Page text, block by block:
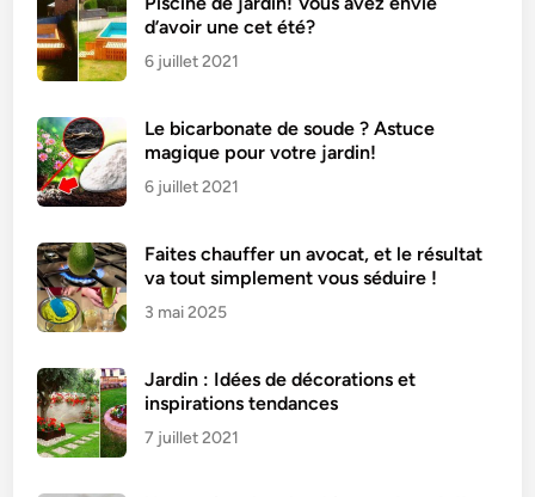
d’avoir une cet été?
6 juillet 2021
Le bicarbonate de soude ? Astuce
magique pour votre jardin!
6 juillet 2021
Faites chauffer un avocat, et le résultat
va tout simplement vous séduire !
3 mai 2025
Jardin : Idées de décorations et
inspirations tendances
7 juillet 2021